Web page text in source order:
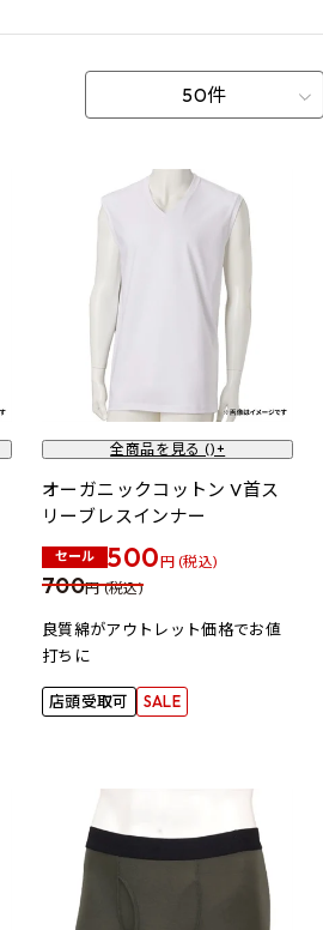
50件
全商品を見る ()+
オーガニックコットン V首ス
リーブレスインナー
セール 500円 (税込)
700円 (税込)
良質綿がアウトレット価格でお値
打ちに
店頭受取可 SALE